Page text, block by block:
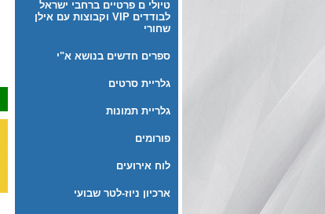
טיולי ם פרטיים ברחבי ישראל
לבודדים VIP וקבוצות עם אילן
שחורי
ספרים חדשים בנושא א"י
גלריית סרטים
גלריית תמונות
פורומים
לוח אירועים
ארכיון ניוז-לטר שבועי